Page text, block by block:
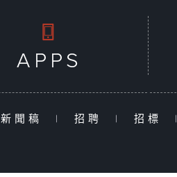
新聞稿 | 招聘 | 招標 |